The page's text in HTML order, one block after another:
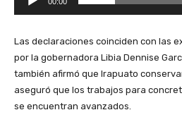
Las declaraciones coinciden con las
por la gobernadora Libia Dennise
también afirmó que Irapuato
aseguró que los trabajos para
se encuentran avanzados.